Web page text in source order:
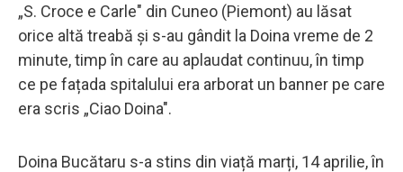
„S. Croce e Carle" din Cuneo (Piemont) au lăsat
orice altă treabă și s-au gândit la Doina vreme de 2
minute, timp în care au aplaudat continuu, în timp
ce pe fațada spitalului era arborat un banner pe care
era scris „Ciao Doina".
Doina Bucătaru s-a stins din viață marți, 14 aprilie, în